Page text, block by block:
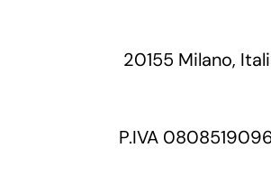
20155 Milano,
P.IVA